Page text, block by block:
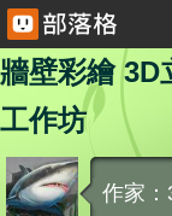
牆壁彩繪 3D
工作坊
作家